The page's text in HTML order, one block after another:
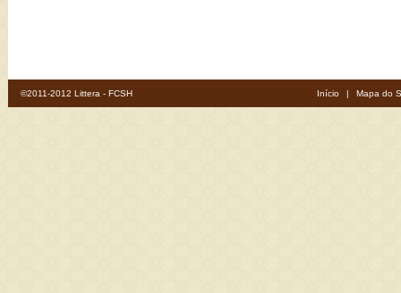
©2011-2012 Littera - FCSH Início | Mapa do